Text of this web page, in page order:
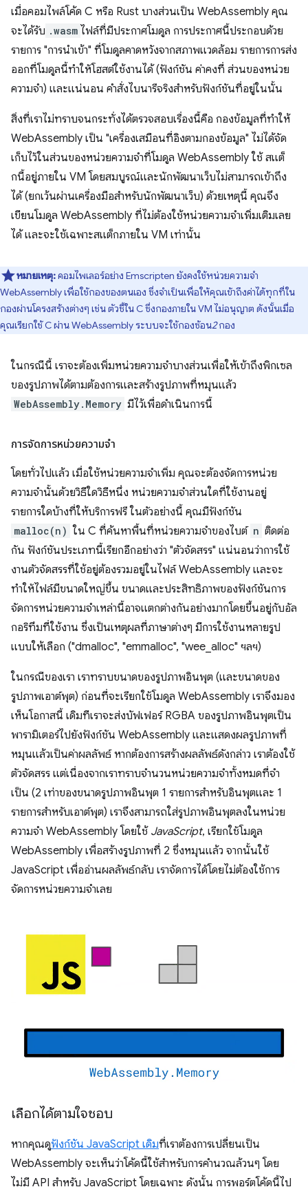
เมื่อคอมไพล์โค้ด C หรือ Rust บางส่วนเป็น WebAssembly คุณ
จะได้รับ .wasm ไฟล์ที่มีประกาศโมดูล การประกาศนี้ประกอบด้วย
รายการ "การนําเข้า" ที่โมดูลคาดหวังจากสภาพแวดล้อม รายการการส่ง
ออกที่โมดูลนี้ทําให้โฮสต์ใช้งานได้ (ฟังก์ชัน ค่าคงที่ ส่วนของหน่วย
ความจํา) และแน่นอน คำสั่งไบนารีจริงสําหรับฟังก์ชันที่อยู่ในนั้น
สิ่งที่เราไม่ทราบจนกระทั่งได้ตรวจสอบเรื่องนี้คือ กองข้อมูลที่ทําให้
WebAssembly เป็น "เครื่องเสมือนที่อิงตามกองข้อมูล" ไม่ได้จัด
เก็บไว้ในส่วนของหน่วยความจําที่โมดูล WebAssembly ใช้ สแต็
กนี้อยู่ภายใน VM โดยสมบูรณ์และนักพัฒนาเว็บไม่สามารถเข้าถึง
ได้ (ยกเว้นผ่านเครื่องมือสำหรับนักพัฒนาเว็บ) ด้วยเหตุนี้ คุณจึง
เขียนโมดูล WebAssembly ที่ไม่ต้องใช้หน่วยความจำเพิ่มเติมเลย
ได้ และจะใช้เฉพาะสแต็กภายใน VM เท่านั้น
หมายเหตุ:คอมไพเลอร์อย่าง Emscripten ยังคงใช้หน่วยความจำ
WebAssembly เพื่อใช้กองของตนเอง ซึ่งจําเป็นเพื่อให้คุณเข้าถึงค่าได้ทุกที่ใน
กองผ่านโครงสร้างต่างๆ เช่น ตัวชี้ใน C ซึ่งกองภายใน VM ไม่อนุญาต ดังนั้นเมื่อ
คุณเรียกใช้ C ผ่าน WebAssembly ระบบจะใช้กองซ้อน2กอง
ในกรณีนี้ เราจะต้องเพิ่มหน่วยความจำบางส่วนเพื่อให้เข้าถึงพิกเซล
ของรูปภาพได้ตามต้องการและสร้างรูปภาพที่หมุนแล้ว
WebAssembly.Memory มีไว้เพื่อดำเนินการนี้
การจัดการหน่วยความจำ
โดยทั่วไปแล้ว เมื่อใช้หน่วยความจำเพิ่ม คุณจะต้องจัดการหน่วย
ความจำนั้นด้วยวิธีใดวิธีหนึ่ง หน่วยความจําส่วนใดที่ใช้งานอยู่
รายการใดบ้างที่ให้บริการฟรี ในตัวอย่างนี้ คุณมีฟังก์ชัน
malloc(n) ใน C ที่ค้นหาพื้นที่หน่วยความจำของไบต์ n ติดต่อ
กัน ฟังก์ชันประเภทนี้เรียกอีกอย่างว่า "ตัวจัดสรร" แน่นอนว่าการใช้
งานตัวจัดสรรที่ใช้อยู่ต้องรวมอยู่ในไฟล์ WebAssembly และจะ
ทำให้ไฟล์มีขนาดใหญ่ขึ้น ขนาดและประสิทธิภาพของฟังก์ชันการ
จัดการหน่วยความจำเหล่านี้อาจแตกต่างกันอย่างมากโดยขึ้นอยู่กับอัล
กอริทึมที่ใช้งาน ซึ่งเป็นเหตุผลที่ภาษาต่างๆ มีการใช้งานหลายรูป
แบบให้เลือก ("dmalloc", "emmalloc", "wee_alloc" ฯลฯ)
ในกรณีของเรา เราทราบขนาดของรูปภาพอินพุต (และขนาดของ
รูปภาพเอาต์พุต) ก่อนที่จะเรียกใช้โมดูล WebAssembly เราจึงมอง
เห็นโอกาสนี้ เดิมทีเราจะส่งบัฟเฟอร์ RGBA ของรูปภาพอินพุตเป็น
พารามิเตอร์ไปยังฟังก์ชัน WebAssembly และแสดงผลรูปภาพที่
หมุนแล้วเป็นค่าผลลัพธ์ หากต้องการสร้างผลลัพธ์ดังกล่าว เราต้องใช้
ตัวจัดสรร แต่เนื่องจากเราทราบจํานวนหน่วยความจําทั้งหมดที่จํา
เป็น (2 เท่าของขนาดรูปภาพอินพุต 1 รายการสําหรับอินพุตและ 1
รายการสําหรับเอาต์พุต) เราจึงสามารถใส่รูปภาพอินพุตลงในหน่วย
ความจํา WebAssembly โดยใช้ JavaScript, เรียกใช้โมดูล
WebAssembly เพื่อสร้างรูปภาพที่ 2 ซึ่งหมุนแล้ว จากนั้นใช้
JavaScript เพื่ออ่านผลลัพธ์กลับ เราจัดการได้โดยไม่ต้องใช้การ
จัดการหน่วยความจำเลย
เลือกได้ตามใจชอบ
หากคุณดูฟังก์ชัน JavaScript เดิมที่เราต้องการเปลี่ยนเป็น
WebAssembly จะเห็นว่าโค้ดนี้ใช้สำหรับการคำนวณล้วนๆ โดย
ไม่มี API สำหรับ JavaScript โดยเฉพาะ ดังนั้น การพอร์ตโค้ดนี้ไป